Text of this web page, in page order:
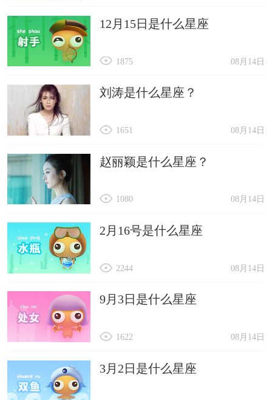
12月15日是什么星座
08月14日
1875
刘涛是什么星座？
08月14日
1651
赵丽颖是什么星座？
08月14日
1080
2月16号是什么星座
08月14日
2244
9月3日是什么星座
08月14日
1622
3月2日是什么星座